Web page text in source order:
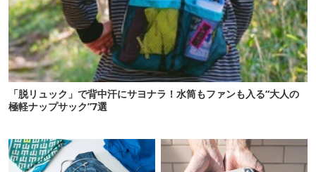
「脱リュック」で背中汗にサヨナラ！水筒もファンも入る“大人の
極軽ナップサック”7選